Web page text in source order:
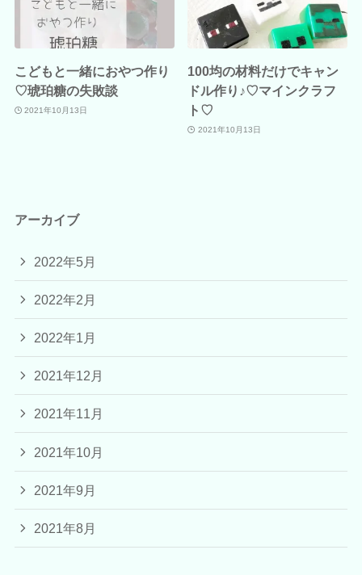
こどもと一緒におやつ作り
♡琥珀糖の失敗談
2021年10月13日
100均の材料だけでキャン
ドル作り♪♡マインクラフ
ト♡
2021年10月13日
アーカイブ
2022年5月
2022年2月
2022年1月
2021年12月
2021年11月
2021年10月
2021年9月
2021年8月